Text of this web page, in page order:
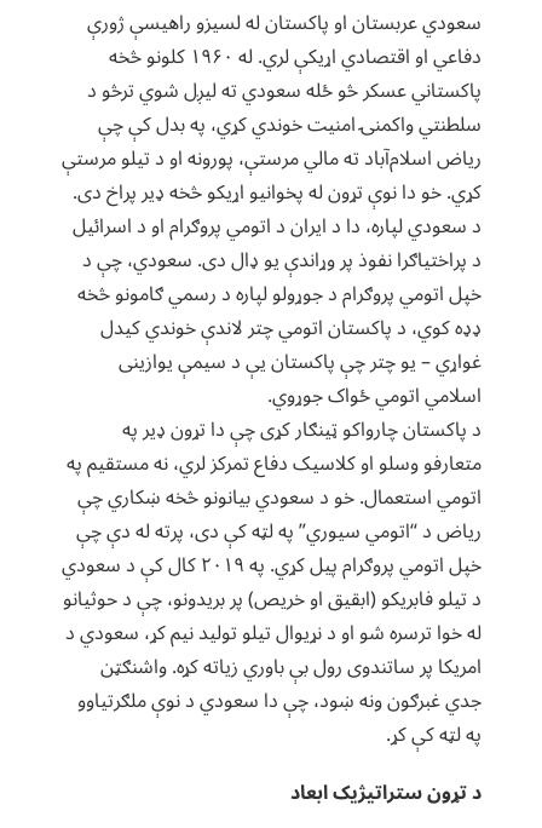
سعودي عربستان او پاکستان له لسیزو راهیسې ژورې
دفاعي او اقتصادي اړیکې لري. له ۱۹۶۰ کلونو څخه
پاکستاني عسکر څو ځله سعودي ته لیږل شوي ترڅو د
سلطنتي واکمنۍ امنیت خوندي کړي، په بدل کې چې
ریاض اسلام‌آباد ته مالي مرستې، پورونه او د تیلو مرستې
کړي. خو دا نوې تړون له پخوانیو اړیکو څخه ډیر پراخ دی.
د سعودي لپاره، دا د ایران د اتومي پروګرام او د اسرائیل
د پراختیاګرا نفوذ پر وړاندې یو ډال دی. سعودي، چې د
خپل اتومي پروګرام د جوړولو لپاره د رسمي ګامونو څخه
ډډه کوي، د پاکستان اتومي چتر لاندې خوندي کیدل
غواړي – یو چتر چې پاکستان یې د سیمې یوازینی
اسلامي اتومي ځواک جوړوي.
د پاکستان چارواکو ټینګار کړی چې دا تړون ډیر په
متعارفو وسلو او کلاسيک دفاع تمرکز لري، نه مستقیم په
اتومي استعمال. خو د سعودي بیانونو څخه ښکاري چې
ریاض د “اتومي سیوري” په لټه کې دی، پرته له دې چې
خپل اتومي پروګرام پیل کړي. په ۲۰۱۹ کال کې د سعودي
د تیلو فابریکو (ابقیق او خریص) پر بریدونو، چې د حوثیانو
له خوا ترسره شو او د نړیوال تیلو تولید نیم کړ، سعودي د
امریکا پر ساتندوی رول بې باوري زیاته کړه. واشنګټن
جدي غبرګون ونه ښود، چې دا سعودي د نوې ملګرتیاوو
په لټه کې کړ.
د تړون ستراتیژیک ابعاد